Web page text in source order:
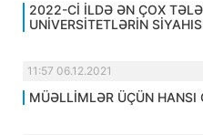
2022-Cİ İLDƏ ƏN ÇOX
UNİVERSİTETLƏRİN
11:57 06.12.2021
MÜƏLLİMLƏR ÜÇÜN HANSI